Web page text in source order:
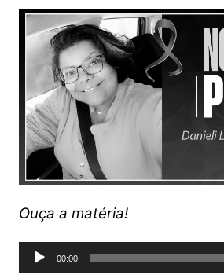
Ouça a matéria!
Tocador
de
00:00